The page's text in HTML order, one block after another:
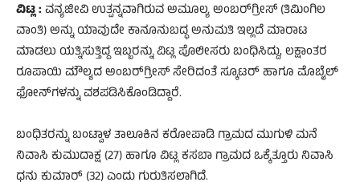
ವಿಟ್ಲ : ವನ್ಯಜೀವಿ ಉತ್ಪನ್ನವಾಗಿರುವ ಅಮೂಲ್ಯ ಅಂಬರ್‌ಗ್ರೀಸ್ (ತಿಮಿಂಗಿಲ
ವಾಂತಿ) ಅನ್ನು ಯಾವುದೇ ಕಾನೂನುಬದ್ಧ ಅನುಮತಿ ಇಲ್ಲದೆ ಮಾರಾಟ
ಮಾಡಲು ಯತ್ನಿಸುತ್ತಿದ್ದ ಇಬ್ಬರನ್ನು ವಿಟ್ಲ ಪೊಲೀಸರು ಬಂಧಿಸಿದ್ದು, ಲಕ್ಷಾಂತರ
ರೂಪಾಯಿ ಮೌಲ್ಯದ ಅಂಬರ್‌ಗ್ರೀಸ್ ಸೇರಿದಂತೆ ಸ್ಕೂಟರ್ ಹಾಗೂ ಮೊಬೈಲ್
ಫೋನ್‌ಗಳನ್ನು ವಶಪಡಿಸಿಕೊಂಡಿದ್ದಾರೆ.
ಬಂಧಿತರನ್ನು ಬಂಟ್ವಾಳ ತಾಲೂಕಿನ ಕರೋಪಾಡಿ ಗ್ರಾಮದ ಮುಗುಳಿ ಮನೆ
ನಿವಾಸಿ ಕುಮುದಾಕ್ಷ (27) ಹಾಗೂ ವಿಟ್ಲ ಕಸಬಾ ಗ್ರಾಮದ ಒಕ್ಕೆತ್ತೂರು ನಿವಾಸಿ
ಧನು ಕುಮಾರ್ (32) ಎಂದು ಗುರುತಿಸಲಾಗಿದೆ.